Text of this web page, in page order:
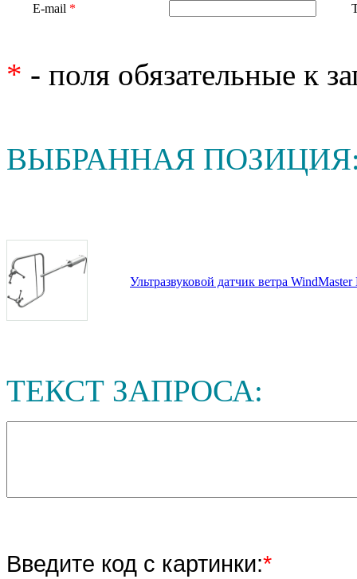
E-mail *
* - поля обязательные к
ВЫБРАННАЯ
Ультразвуковой датчик ветра WindMaster
ТЕКСТ ЗАПРОСА:
Введите код с картинки:*